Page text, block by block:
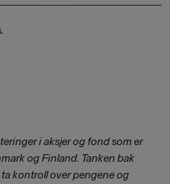
i aksjer og fond som er
og Finland. Tanken bak
kontroll over pengene og